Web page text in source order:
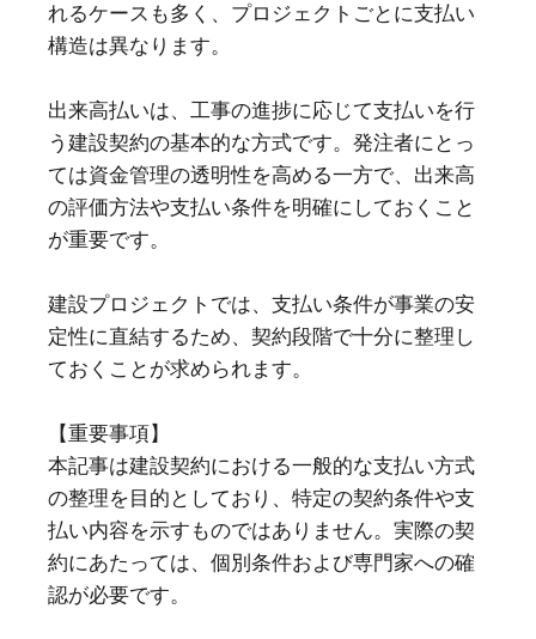
れるケースも多く、プロジェクトごとに支払い
構造は異なります。
出来高払いは、工事の進捗に応じて支払いを行
う建設契約の基本的な方式です。発注者にとっ
ては資金管理の透明性を高める一方で、出来高
の評価方法や支払い条件を明確にしておくこと
が重要です。
建設プロジェクトでは、支払い条件が事業の安
定性に直結するため、契約段階で十分に整理し
ておくことが求められます。
【重要事項】
本記事は建設契約における一般的な支払い方式
の整理を目的としており、特定の契約条件や支
払い内容を示すものではありません。実際の契
約にあたっては、個別条件および専門家への確
認が必要です。